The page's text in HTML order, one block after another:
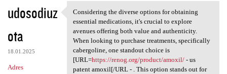
r
z
e
udosodiuz
ota
18.01.2025
Adres
Considering the diverse
Considering the diverse options for obtaining
essential medications, it's crucial to explore
avenues offering both value and authenticity.
When looking to purchase treatments, specifically
cabergoline, one standout choice is
[URL=https://renog.org/product/amoxil/- us
patent amoxil[/URL - . This option stands out for